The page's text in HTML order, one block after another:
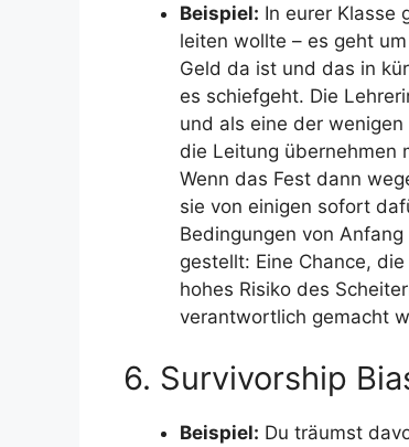
Beispiel: In eurer Klasse
leiten wollte – es geht
Geld da ist und das in
es schiefgeht. Die
und als eine der
die Leitung übernehmen
Wenn das Fest dann
sie von einigen sofort
Bedingungen von
gestellt: Eine Chance,
hohes Risiko des
verantwortlich gemacht
6. Survivorship
Beispiel: Du träumst